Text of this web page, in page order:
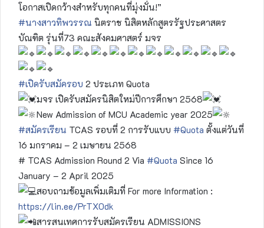
โอกาสเปิดกว้างสำหรับทุกคนที่มุ่งมั่น!”
#นางสาวทิพวรรณ นิตราช นิสิตหลักสูตรรัฐประศาสตร
บัณฑิต รุ่นที่73 คณะสังคมศาสตร์ มจร
#เปิดรับสมัครอบ 2 ประเภท Quota
มจร เปิดรับสมัครนิสิตใหม่ปีการศึกษา 2568
New Admission of MCU Academic year 2025
#สมัครเรียน TCAS รอบที่ 2 การรับแบบ #Quota ตั้งแต่วันที่
16 มกราคม – 2 เมษายน 2568
# TCAS Admission Round 2 Via #Quota Since 16
January – 2 April 2025
สอบถามข้อมูลเพิ่มเติมที่ For more Information :
https://lin.ee/PrTX0dk
สารสนเทศการรับสมัครเรียน ADMISSIONS